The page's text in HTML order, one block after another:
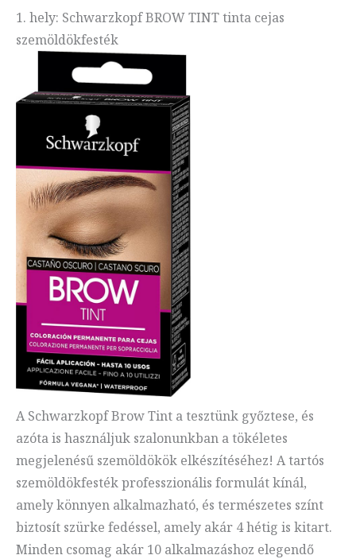
1. hely: Schwarzkopf BROW TINT tinta cejas
szemöldökfesték
A Schwarzkopf Brow Tint a tesztünk győztese, és
azóta is használjuk szalonunkban a tökéletes
megjelenésű szemöldökök elkészítéséhez! A tartós
szemöldökfesték professzionális formulát kínál,
amely könnyen alkalmazható, és természetes színt
biztosít szürke fedéssel, amely akár 4 hétig is kitart.
Minden csomag akár 10 alkalmazáshoz elegendő